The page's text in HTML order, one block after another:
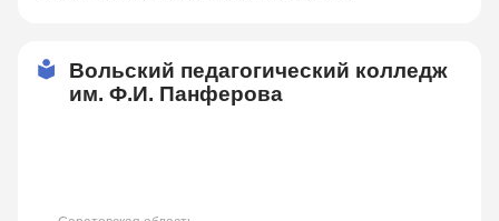
Вольский педагогический колледж
им. Ф.И. Панферова